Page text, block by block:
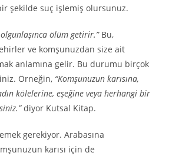
şekilde suç işlemiş olursunuz.
olgunlaşınca ölüm getirir.”Bu,
ve komşunuzdan size ait
anlamına gelir. Bu durumu birçok
Örneğin, “Komşunuzun karısına,
kölelerine, eşeğine veya herhangi bir
diyor Kutsal Kitap.
gerekiyor. Arabasına
karısı için de